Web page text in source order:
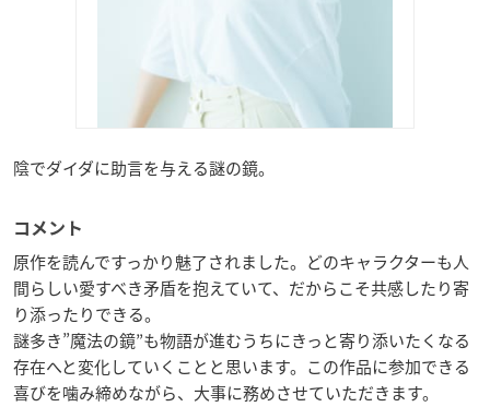
陰でダイダに助言を与える謎の鏡。
コメント
原作を読んですっかり魅了されました。どのキャラクターも人
間らしい愛すべき矛盾を抱えていて、だからこそ共感したり寄
り添ったりできる。
謎多き”魔法の鏡”も物語が進むうちにきっと寄り添いたくなる
存在へと変化していくことと思います。この作品に参加できる
喜びを噛み締めながら、大事に務めさせていただきます。